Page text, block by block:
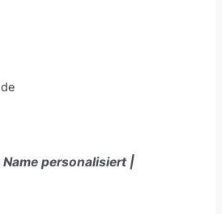
personalisiert |